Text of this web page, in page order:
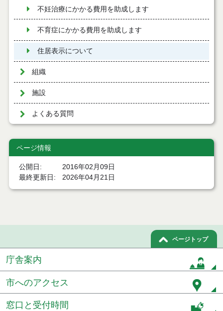
不妊治療にかかる費用を助成します
不育症にかかる費用を助成します
住居表示について
組織
施設
よくある質問
ページ情報
公開日
2016年02月09日
最終更新日
2026年04月21日
ページトップ
庁舎案内
市へのアクセス
窓口と受付時間